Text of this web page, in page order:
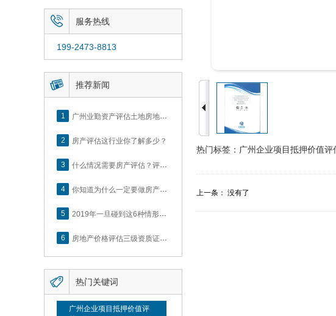
 服务热线
199-2473-8813
 推荐新闻
1 广州业勤资产评估土地房地产估价有限公司网站正式上线！
2 房产评估这行业你了解多少？
3 什么情况需要房产评估？评估流程是什么？
4 你知道为什么一定要做房产评估吗？随业勤小编来看看
5 2019年一旦碰到这6种情形，将不得不做房产评估！
6 房地产价格评估三级资质证书申办？你了解么？
 热门关键词
广州企业项目抵押价值评
热门标签： 广州企业项目抵押价值评
上一条： 没有了